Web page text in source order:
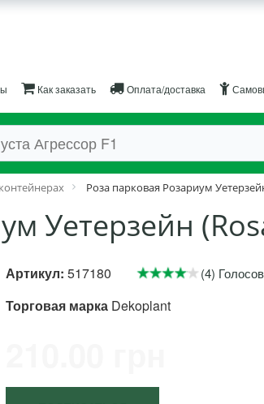
Как заказать Оплата/доставка
Роза парковая Розариум
Уетерзейн
Артикул: 517180 (4)
Торговая марка Dekoplant